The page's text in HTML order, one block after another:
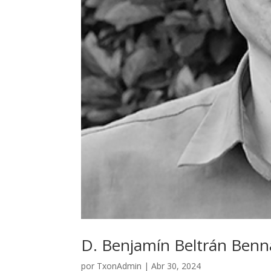
D. Benjamín Beltrán
por TxonAdmin |Abr 30, 2024